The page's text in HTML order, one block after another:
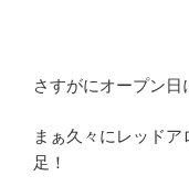
さすがにオープン
まぁ久々にレッド
足！